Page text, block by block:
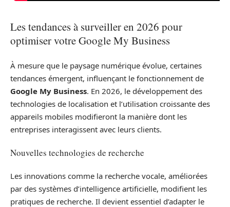
Les tendances à surveiller en 2026 pour
optimiser votre Google My Business
À mesure que le paysage numérique évolue, certaines
tendances émergent, influençant le fonctionnement de
Google My Business. En 2026, le développement des
technologies de localisation et l’utilisation croissante des
appareils mobiles modifieront la manière dont les
entreprises interagissent avec leurs clients.
Nouvelles technologies de recherche
Les innovations comme la recherche vocale, améliorées
par des systèmes d’intelligence artificielle, modifient les
pratiques de recherche. Il devient essentiel d’adapter le